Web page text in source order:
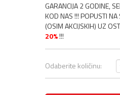
GARANCIJA 2 GODINE,
KOD NAS !!! POPUSTI
(OSIM AKCIJSKIH) UZ
20%!!!
Odaberite količinu: